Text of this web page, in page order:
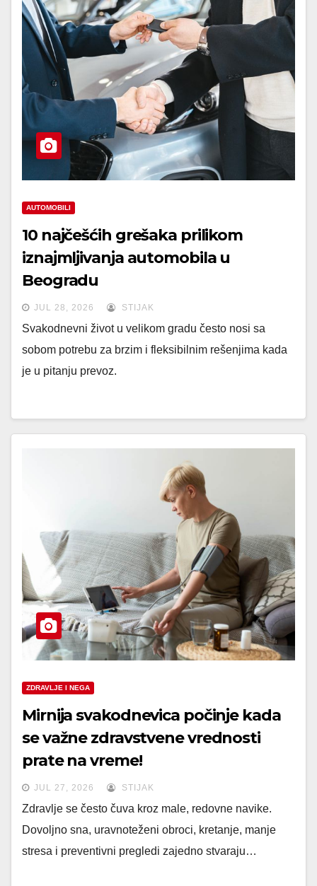
AUTOMOBILI
10 najčešćih grešaka prilikom
iznajmljivanja automobila u
Beogradu
JUL 28, 2026 STIJAK
Svakodnevni život u velikom gradu često nosi sa
sobom potrebu za brzim i fleksibilnim rešenjima kada
je u pitanju prevoz.
ZDRAVLJE I NEGA
Mirnija svakodnevica počinje kada
se važne zdravstvene vrednosti
prate na vreme!
JUL 27, 2026 STIJAK
Zdravlje se često čuva kroz male, redovne navike.
Dovoljno sna, uravnoteženi obroci, kretanje, manje
stresa i preventivni pregledi zajedno stvaraju…